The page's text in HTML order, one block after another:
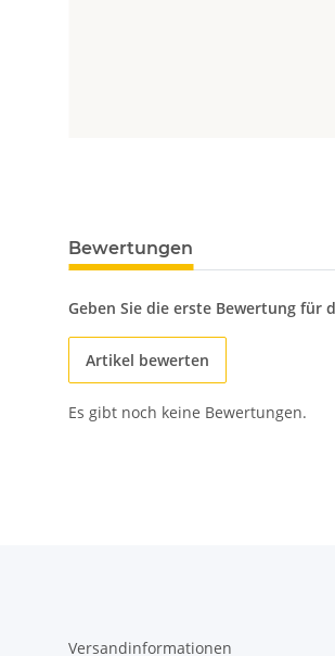
Bewertungen
Geben Sie die erste Bewertung für
Artikel bewerten
Es gibt noch keine Bewertungen.
Versandinformationen